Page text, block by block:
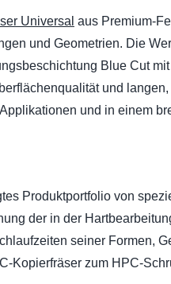
Universal aus Premium-
und Geometrien. Die
Blue Cut
und
und in einem
Produktportfolio von
der in der
seiner Formen,
Kopierfräser zum HPC-